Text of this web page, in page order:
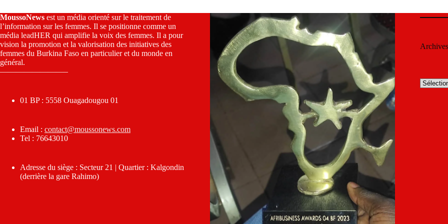
MoussoNews est un média orienté sur le traitement de
l’information sur les femmes. Il se positionne comme un
média leadHER qui amplifie la voix des femmes. Il a pour
vision la promotion et la valorisation des initiatives des
femmes du Burkina Faso en particulier et du monde en
général.
————————–
01 BP : 5558 Ouagadougou 01
Email : contact@moussonews.com
Tel : 76643010
Adresse du siège : Secteur 21 | Quartier : Kalgondin
(derrière la gare Rahimo)
Archives
Archives